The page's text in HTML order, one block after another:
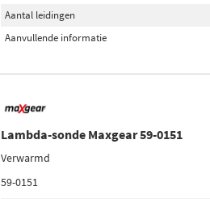
Aantal leidingen
Aanvullende informatie
Lambda-sonde Maxgear 59-0151
Verwarmd
59-0151